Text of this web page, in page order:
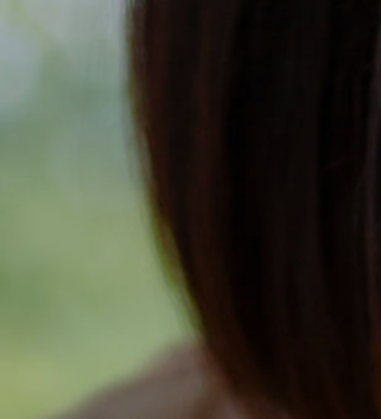
オリジナル グッズ 会社概要 ご利用ガイド